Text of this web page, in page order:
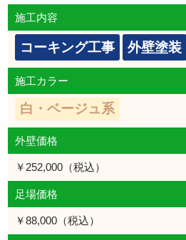
施工内容
コーキング工事 外壁塗装
施工カラー
白・ベージュ系
外壁価格
￥252,000（税込）
足場価格
￥88,000（税込）